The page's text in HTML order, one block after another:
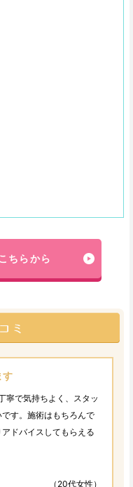
ちらから
す
寧で気持ちよく、スタッ
す。施術はもちろんで
ドバイスしてもらえる
（20代女性）